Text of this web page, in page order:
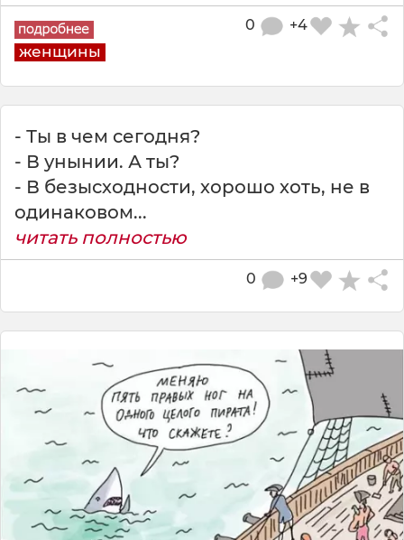
женщины
+4
0
- Ты в чем сегодня?
- В унынии. А ты?
- В безысходности, хорошо хоть, не в
одинаковом...
читать полностью
+9
0